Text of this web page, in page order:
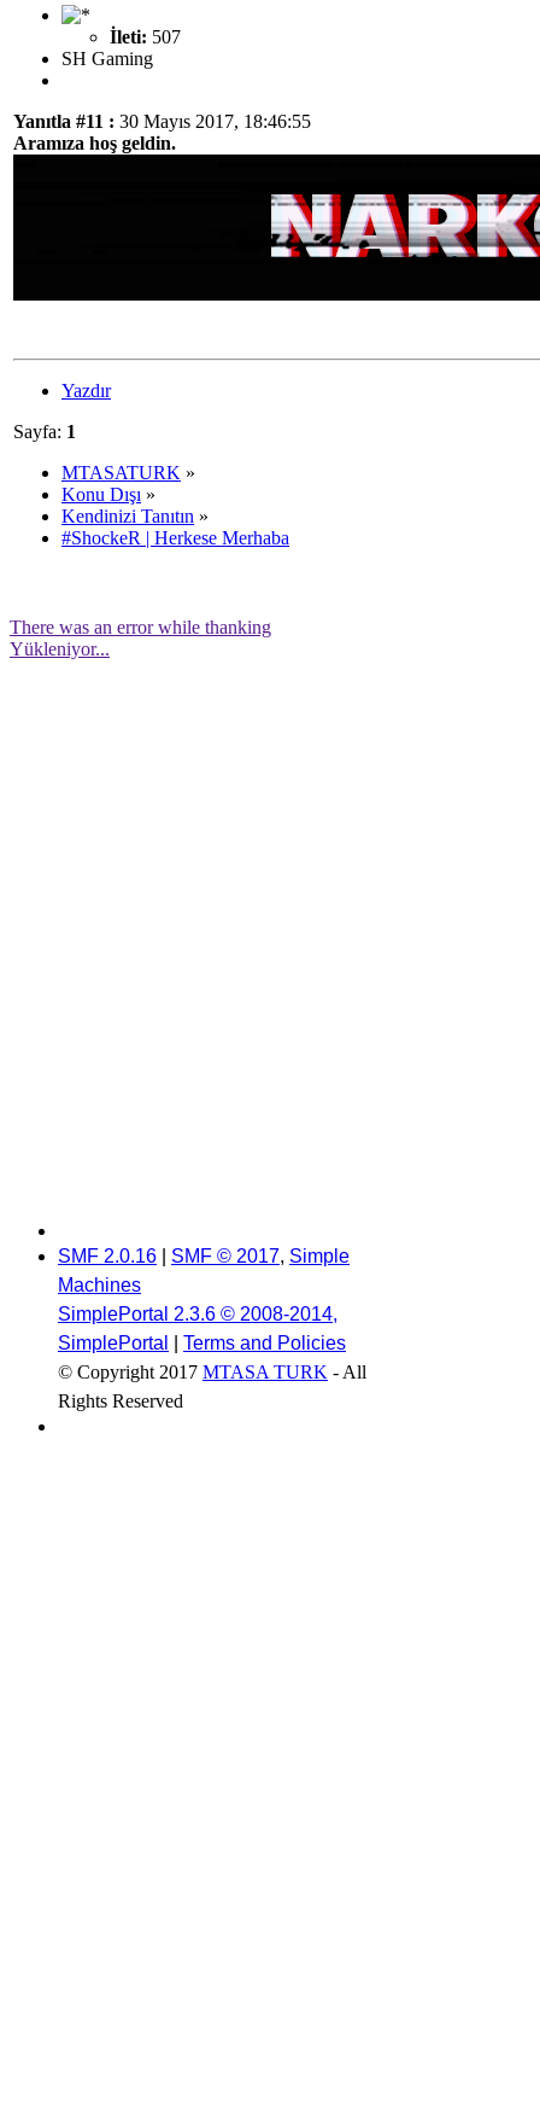
İleti: 507
SH Gaming
Yanıtla #11 : 30 Mayıs 2017, 18:46:55
Aramıza hoş geldin.
Yazdır
Sayfa: 1
MTASATURK »
Konu Dışı »
Kendinizi Tanıtın »
#ShockeR | Herkese Merhaba
There was an error while thanking
Yükleniyor...
SMF 2.0.16 SMF © 2017, Simple
Machines
SimplePortal 2.3.6 © 2008-2014,
SimplePortal
Terms and Policies
© Copyright 2017 MTASA TURK - All
Rights Reserved